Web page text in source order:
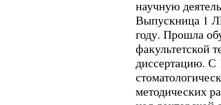
научную
Выпускница 1
году. Прошла
факультетской
диссертацию. С
методических